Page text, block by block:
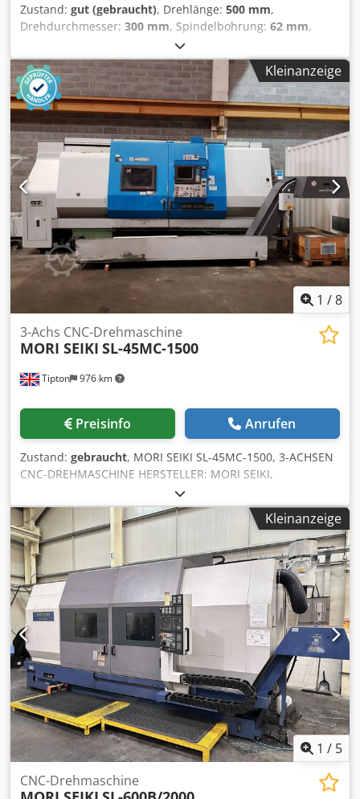
Zustand: gut (gebraucht), Drehlänge: 500 mm,
Drehdurchmesser: 300 mm, Spindelbohrung: 62 mm,
4’000 U/min
210 mm, Verfahrweg Z-Achse:520 mm, Mori Seiki SL-15
CNC-Drehzentrum Maschinentyp: CNC-Drehzentrum (2-
Achsen) Seriennummer: 1899 Credpfxsx Hp Iko Ab Nof
Steuerung: Mori Seiki MSC-516 Max. Drehdurchmesser: ca.
300 mm Max. Drehlänge: ca. 500 mm Umlaufdurchmesser
über Bett: ca. 510 mm Achsenverfahrwege X-Achse
Verfahrweg: ca. 210 mm Z-Achse Verfahrweg: ca. 520 mm
Spindelaufnahme: A2-6 Spindelbohrung: ca. 62 mm Max.
Spindeldrehzahl: ca. 4.000 U/min Spindelmotorleistung:
ca. 11 / 15 kW Werkzeugrevolver: 12 Stationen
Werkzeuggröße: 25 × 25 mm Ausstattung & Merkmale
Hydraulischer Reitstock Werkzeugvoreinstellgerät 6,5" 3-
Backen Kraftspannfutter Kühlmittelsystem
Maschinengewicht: ca. 4.000 kg Maschinenabmessungen
(L × B × H): ca. 2.700 × 1.600 × 1.700 mm
Kleinanzeige
1 /8
Tipton 976 km
3-Achs CNC-Drehmaschine
MORI SEIKI SL-45MC-1500
Preisinfo Anrufen
Zustand: gebraucht, MORI SEIKI SL-45MC-1500, 3-ACHSEN
CNC-DREHMASCHINE HERSTELLER: MORI SEIKI,
HERGESTELLT IN JAPAN MODELL: SL-45MC-1500
STEUERUNG: FANUC 15T MIT FAPT, LED-BILDSCHIRM
FUTTERDURCHMESSER: 400 mm SCHWINGDURCHMESSER:
670 mm SPITZENWEITE: 1700 mm SPINDELDURCHLASS:
120,0 mm Crjdpfxoymmqbs Ab Nef SPINDELDREHZAHL:
2.500 U/min, 4-GANG-(STUFEN)GETRIEBE REVOLVER: 12
STATIONEN, ANGETRIEBENER REVOLVER EILGÄNGE: X:
12.000 mm/min Z: 15.000 mm/min REITSTOCK: INKLUSIVE,
PROGRAMMIERBAR PLUS: NEUES “SCHUNK” SMW
SCHNELLWECHSELFUTTER (WERT 20.000 GBP) C-ACHSE
UND ANGETRIEBENE WERKZEUGE HYDRAULISCHE LÜNETTE
KOMPLETTER SATZ ANLEITUNGEN NEBELABSAUGUNG
SEHR GUTES WERKZEUGPAKET NEUER SPÄNFÖRDERER IN
AUSGEZEICHNETEM BETRIEBSZUSTAND
Kleinanzeige
1 / 5
CNC-Drehmaschine